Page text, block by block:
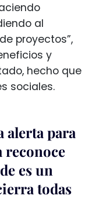
al
proyectos”,
y
hecho que
sociales.
alerta para
reconoce
es un
todas